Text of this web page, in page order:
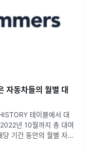
동차들의 월별 대
테이블에서 대
년 10월까지 총 대여
기간 동안의 월별 자동